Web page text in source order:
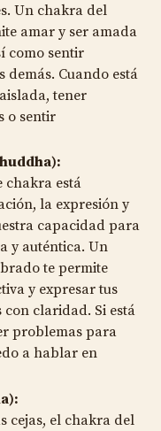
Un chakra del
amar y ser amada
como sentir
demás. Cuando está
tener
o sentir
chakra está
la expresión y
capacidad para
y auténtica. Un
te permite
y expresar tus
con claridad. Si está
problemas para
a hablar en
cejas, el chakra del